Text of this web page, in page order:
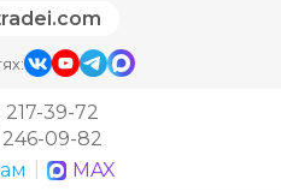
217-39-72
246-09-82
MAX